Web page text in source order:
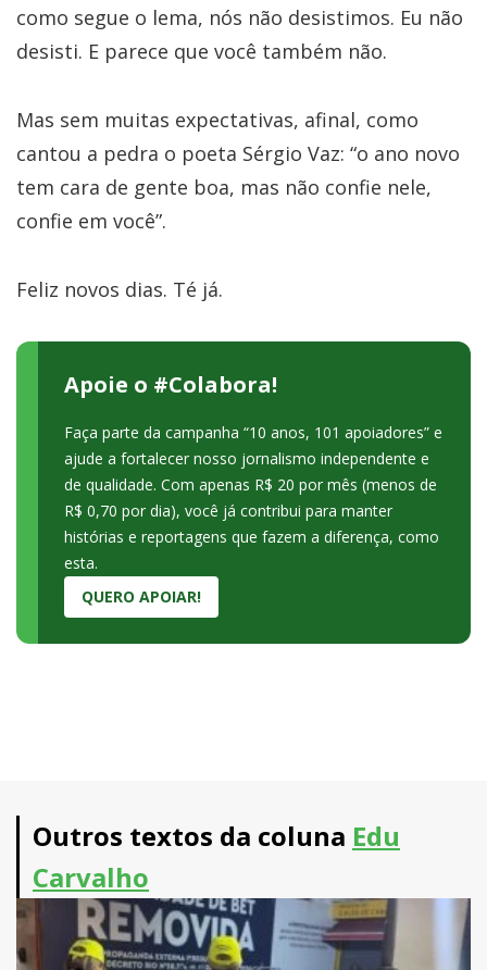
como segue o lema, nós não desistimos. Eu não
desisti. E parece que você também não.
Mas sem muitas expectativas, afinal, como
cantou a pedra o poeta Sérgio Vaz: “o ano novo
tem cara de gente boa, mas não confie nele,
confie em você”.
Feliz novos dias. Té já.
Apoie o #Colabora!
Faça parte da campanha “10 anos, 101 apoiadores” e
ajude a fortalecer nosso jornalismo independente e
de qualidade. Com apenas R$ 20 por mês (menos de
R$ 0,70 por dia), você já contribui para manter
histórias e reportagens que fazem a diferença, como
esta.
QUERO APOIAR!
Outros textos da coluna Edu
Carvalho